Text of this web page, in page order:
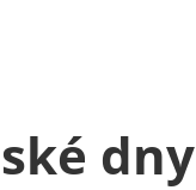
dny